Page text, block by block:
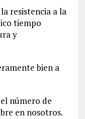
resistencia a la
tiempo
y
bien a
número de
en nosotros.